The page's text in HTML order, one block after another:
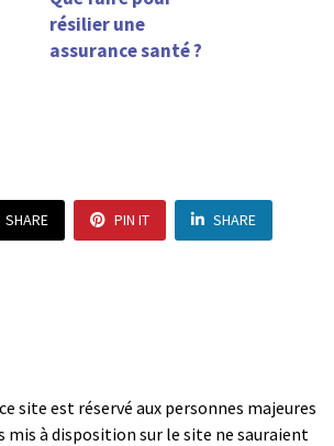
résilier une
assurance santé ?
SHARE PIN IT SHARE
site est réservé aux personnes majeures
mis à disposition sur le site ne sauraient